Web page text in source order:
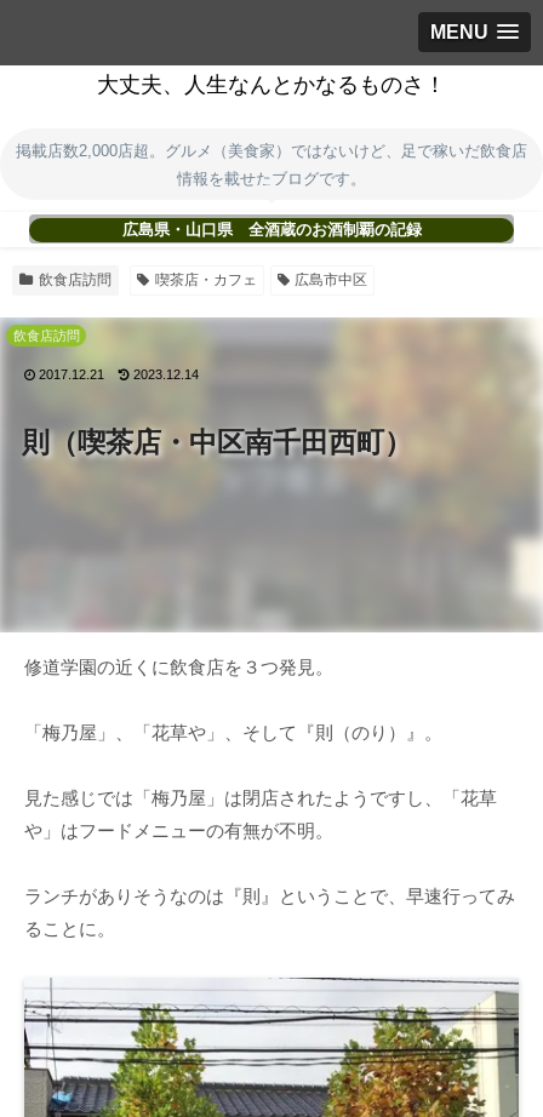
MENU
大丈夫、人生なんとかなるものさ！
掲載店数2,000店超。グルメ（美食家）ではないけど、足で稼いだ飲食店
情報を載せたブログです。
広島県・山口県 全酒蔵のお酒制覇の記録
飲食店訪問 喫茶店・カフェ 広島市中区
則（喫茶店・中区南千田西町）
飲食店訪問
2017.12.21 2023.12.14
修道学園の近くに飲食店を３つ発見。
「梅乃屋」、「花草や」、そして『則（のり）』。
見た感じでは「梅乃屋」は閉店されたようですし、「花草
や」はフードメニューの有無が不明。
ランチがありそうなのは『則』ということで、早速行ってみ
ることに。